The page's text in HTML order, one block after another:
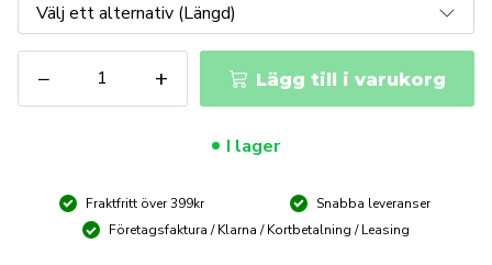
−
Cobra®
Hightech
+ Lägg till i varukorg
I lager
Fraktfritt över 399kr
Snabba leveranser
Företagsfaktura / Klarna / Kortbetalning / Leasing